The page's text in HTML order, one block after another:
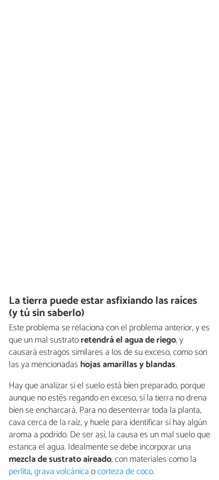
La tierra puede estar asfixiando las raíces
(y tú sin saberlo)
Este problema se relaciona con el problema anterior, y es
que un mal sustratoretendrá el agua de riego, y
causará estragos similares a los de su exceso, como son
las ya mencionadas hojas amarillas y blandas.
Hay que analizar si el suelo está bien preparado, porque
aunque no estés regando en exceso, si la tierra no drena
bien se encharcará. Para no desenterrar toda la planta,
cava cerca de la raíz, y huele para identificar si hay algún
aroma a podrido. De ser así, la causa es un mal suelo que
estanca el agua. Idealmente se debe incorporar una
mezcla de sustrato aireado, con materiales como la
perlita,grava volcánicaocorteza de coco.